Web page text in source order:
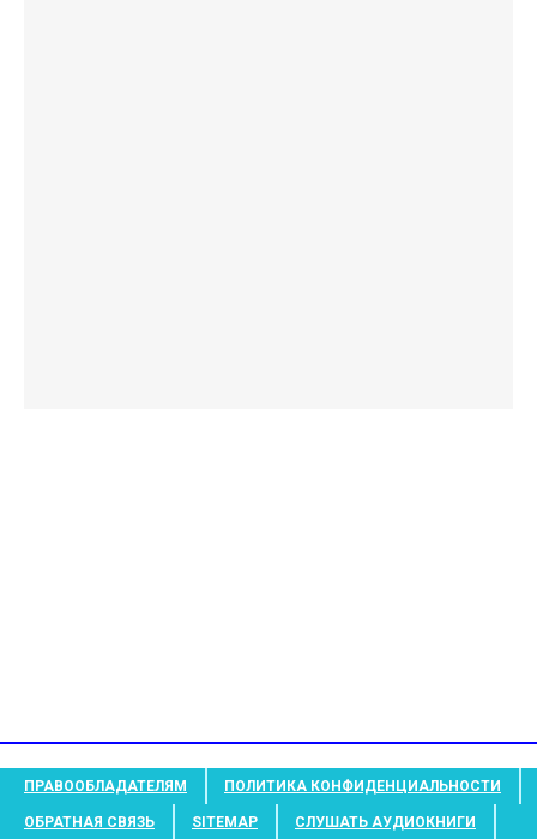
ПРАВООБЛАДАТЕЛЯМ ПОЛИТИКА КОНФИДЕНЦИАЛЬНОСТИ
ОБРАТНАЯ СВЯЗЬ SITEMAP СЛУШАТЬ АУДИОКНИГИ